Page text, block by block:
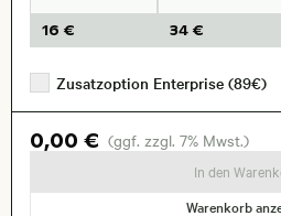
16 € 34 €
Zusatzoption Enterprise (89€)
0,00 € (ggf. zzgl. 7% Mwst.)
In den
Warenkorb